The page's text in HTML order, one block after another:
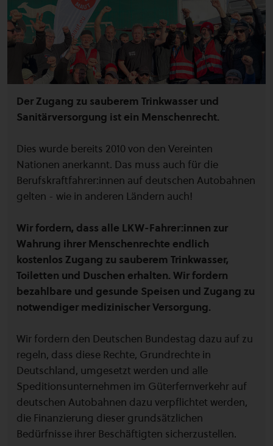
Der Zugang zu sauberem Trinkwasser und
Sanitärversorgung ist ein Menschenrecht.
Dies wurde bereits 2010 von den Vereinten
Nationen anerkannt. Das muss auch für die
Berufskraftfahrer:innen auf deutschen Autobahnen
gelten - wie in anderen Ländern auch!
Wir fordern, dass alle LKW-Fahrer:innen zur
Wahrung ihrer Menschenrechte endlich
kostenlos Zugang zu sauberem Trinkwasser,
Toiletten und Duschen erhalten. Wir fordern
bezahlbare und gesunde Speisen und Zugang zu
notwendiger medizinischer Versorgung.
Wir fordern den Deutschen Bundestag dazu auf zu
regeln, dass diese Rechte, Grundrechte in
Deutschland, umgesetzt werden und alle
Speditionsunternehmen im Güterfernverkehr auf
deutschen Autobahnen dazu verpflichtet werden,
die Finanzierung dieser grundsätzlichen
Bedürfnisse ihrer Beschäftigten sicherzustellen.